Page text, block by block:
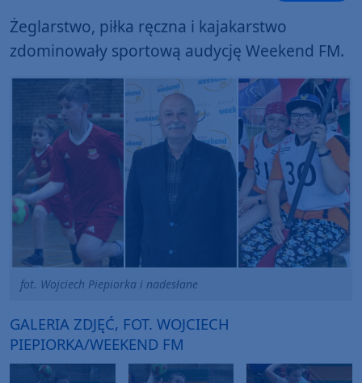
Żeglarstwo, piłka ręczna i kajakarstwo
zdominowały sportową audycję Weekend FM.
fot. Wojciech Piepiorka i nadesłane
GALERIA ZDJĘĆ, FOT. WOJCIECH
PIEPIORKA/WEEKEND FM